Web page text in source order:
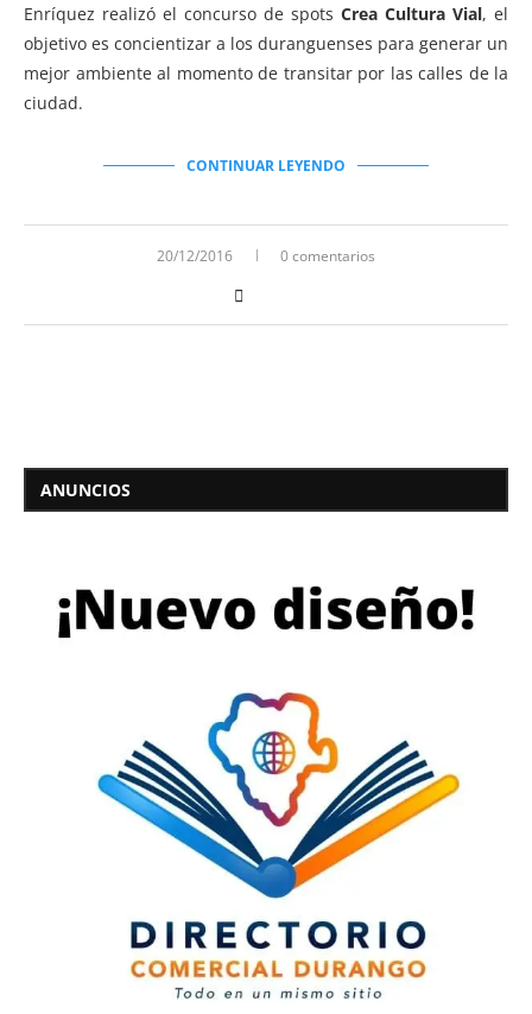
Enríquez realizó el concurso de spots Crea Cultura Vial, el
objetivo es concientizar a los duranguenses para generar un
mejor ambiente al momento de transitar por las calles de la
ciudad.
CONTINUAR LEYENDO
20/12/2016 0 comentarios
ANUNCIOS